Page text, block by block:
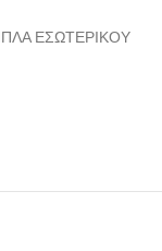
ΕΣΩΤΕΡΙΚΟΥ